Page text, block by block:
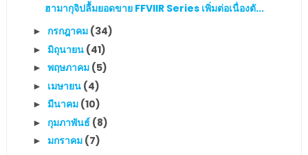
ฮามากุจิปลื้มยอดขาย FFVIIR Series เพิ่มต่อเนื่องตั...
► กรกฎาคม (34)
► มิถุนายน (41)
► พฤษภาคม (5)
► เมษายน (4)
► มีนาคม (10)
► กุมภาพันธ์ (8)
► มกราคม (7)